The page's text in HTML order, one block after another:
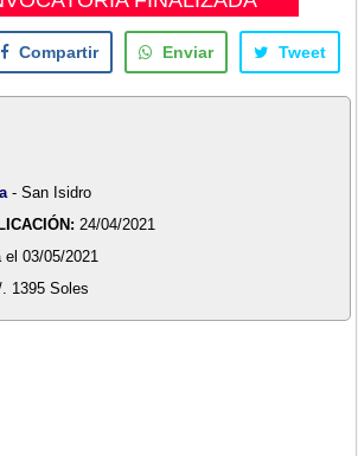
Compartir Enviar Tweet
- San Isidro
24/04/2021
el 03/05/2021
1395 Soles